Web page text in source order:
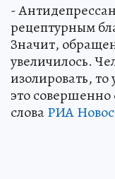
-
рецептурным
Значит,
увеличилось.
изолировать,
это совершенно
словаРИА